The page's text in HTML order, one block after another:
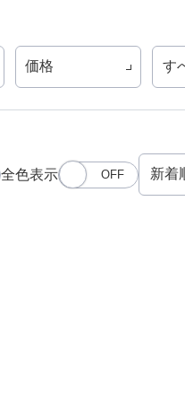
価格 す
全色表示